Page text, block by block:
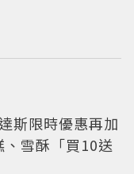
斯限時優惠再加
雪酥「買10送